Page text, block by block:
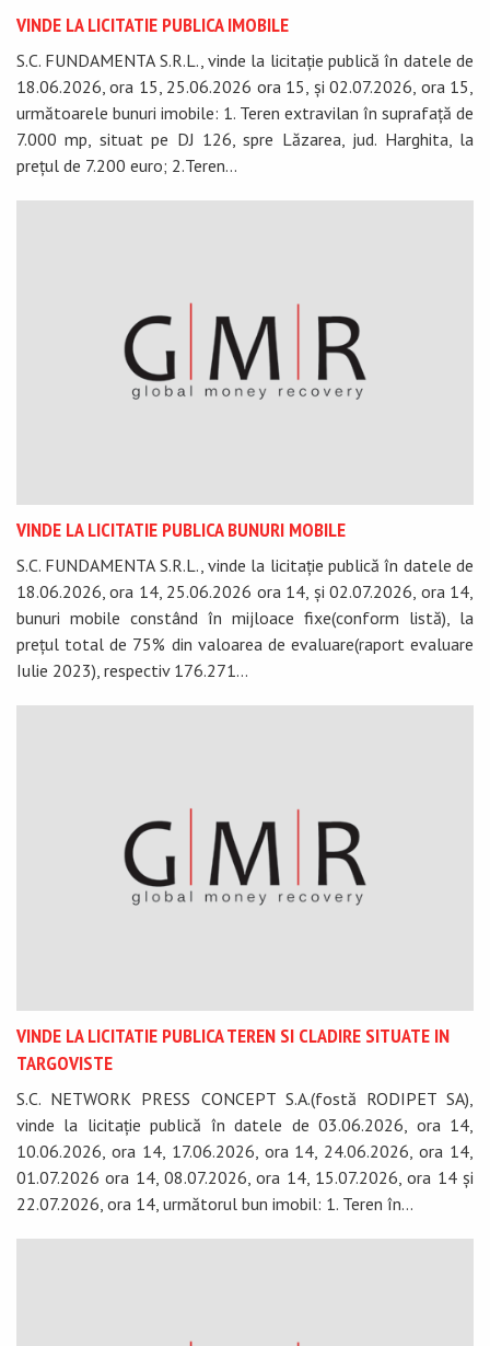
VINDE LA LICITATIE PUBLICA IMOBILE
S.C. FUNDAMENTA S.R.L., vinde la licitație publică în datele de
18.06.2026, ora 15, 25.06.2026 ora 15, și 02.07.2026, ora 15,
următoarele bunuri imobile: 1. Teren extravilan în suprafață de
7.000 mp, situat pe DJ 126, spre Lăzarea, jud. Harghita, la
prețul de 7.200 euro; 2.Teren...
VINDE LA LICITATIE PUBLICA BUNURI MOBILE
S.C. FUNDAMENTA S.R.L., vinde la licitație publică în datele de
18.06.2026, ora 14, 25.06.2026 ora 14, și 02.07.2026, ora 14,
bunuri mobile constând în mijloace fixe(conform listă), la
prețul total de 75% din valoarea de evaluare(raport evaluare
Iulie 2023), respectiv 176.271...
VINDE LA LICITATIE PUBLICA TEREN SI CLADIRE SITUATE IN
TARGOVISTE
S.C. NETWORK PRESS CONCEPT S.A.(fostă RODIPET SA),
vinde la licitație publică în datele de 03.06.2026, ora 14,
10.06.2026, ora 14, 17.06.2026, ora 14, 24.06.2026, ora 14,
01.07.2026 ora 14, 08.07.2026, ora 14, 15.07.2026, ora 14 și
22.07.2026, ora 14, următorul bun imobil: 1. Teren în...